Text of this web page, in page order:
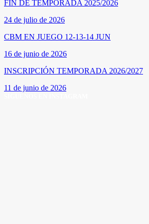
FIN DE TEMPORADA 2025/2026
24 de julio de 2026
CBM EN JUEGO 12-13-14 JUN
16 de junio de 2026
INSCRIPCIÓN TEMPORADA 2026/2027
11 de junio de 2026